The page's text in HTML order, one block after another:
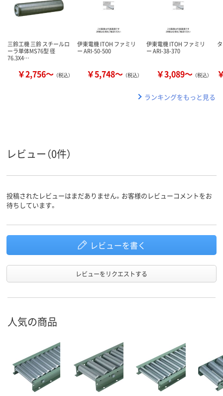
三鈴工機 三鈴 スチールロ
ーラ単体MS76型 径
76.3X4…
￥2,756～ （税込）
伊東電機 ITOH ファミリ
ー ARI-50-500
￥5,748～ （税込）
伊東電機 ITOH ファミリ
ー ARI-38-370
￥3,089～ （税込）
ランキングをもっと見る
レビュー（0件）
投稿されたレビューはまだありません。お客様のレビューコメントをお
待ちしています。
レビューを書く
レビューをリクエストする
人気の商品